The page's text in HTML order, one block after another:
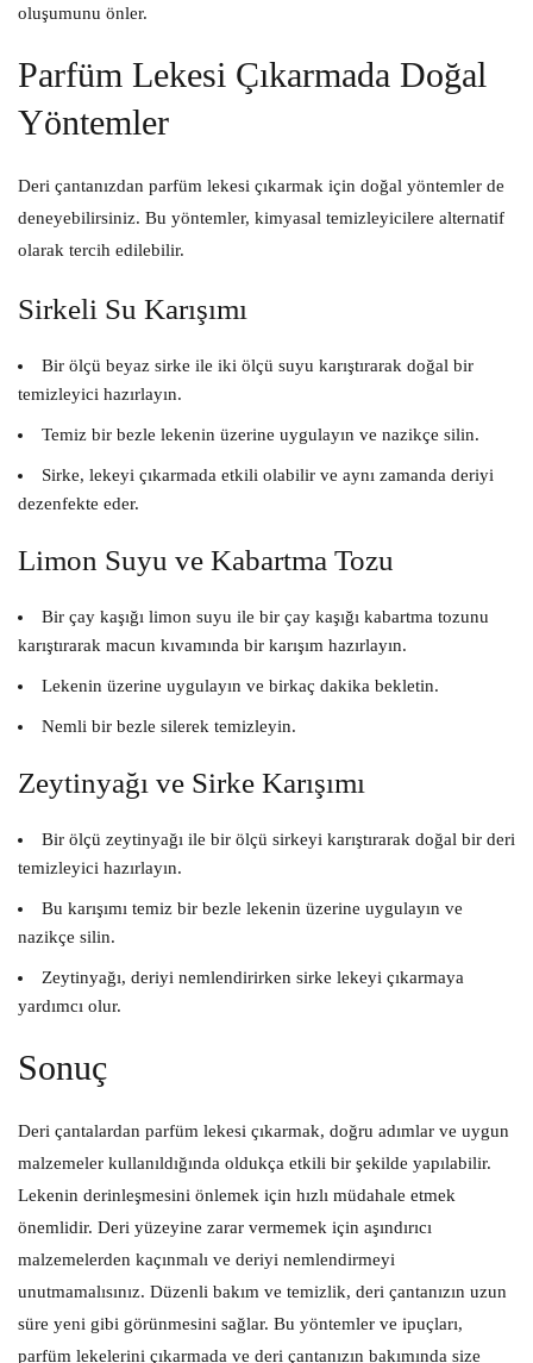
oluşumunu önler.
Parfüm Lekesi Çıkarmada Doğal
Yöntemler
Deri çantanızdan parfüm lekesi çıkarmak için doğal yöntemler de
deneyebilirsiniz. Bu yöntemler, kimyasal temizleyicilere alternatif
olarak tercih edilebilir.
Sirkeli Su Karışımı
Bir ölçü beyaz sirke ile iki ölçü suyu karıştırarak doğal bir
temizleyici hazırlayın.
Temiz bir bezle lekenin üzerine uygulayın ve nazikçe silin.
Sirke, lekeyi çıkarmada etkili olabilir ve aynı zamanda deriyi
dezenfekte eder.
Limon Suyu ve Kabartma Tozu
Bir çay kaşığı limon suyu ile bir çay kaşığı kabartma tozunu
karıştırarak macun kıvamında bir karışım hazırlayın.
Lekenin üzerine uygulayın ve birkaç dakika bekletin.
Nemli bir bezle silerek temizleyin.
Zeytinyağı ve Sirke Karışımı
Bir ölçü zeytinyağı ile bir ölçü sirkeyi karıştırarak doğal bir deri
temizleyici hazırlayın.
Bu karışımı temiz bir bezle lekenin üzerine uygulayın ve
nazikçe silin.
Zeytinyağı, deriyi nemlendirirken sirke lekeyi çıkarmaya
yardımcı olur.
Sonuç
Deri çantalardan parfüm lekesi çıkarmak, doğru adımlar ve uygun
malzemeler kullanıldığında oldukça etkili bir şekilde yapılabilir.
Lekenin derinleşmesini önlemek için hızlı müdahale etmek
önemlidir. Deri yüzeyine zarar vermemek için aşındırıcı
malzemelerden kaçınmalı ve deriyi nemlendirmeyi
unutmamalısınız. Düzenli bakım ve temizlik, deri çantanızın uzun
süre yeni gibi görünmesini sağlar. Bu yöntemler ve ipuçları,
parfüm lekelerini çıkarmada ve deri çantanızın bakımında size